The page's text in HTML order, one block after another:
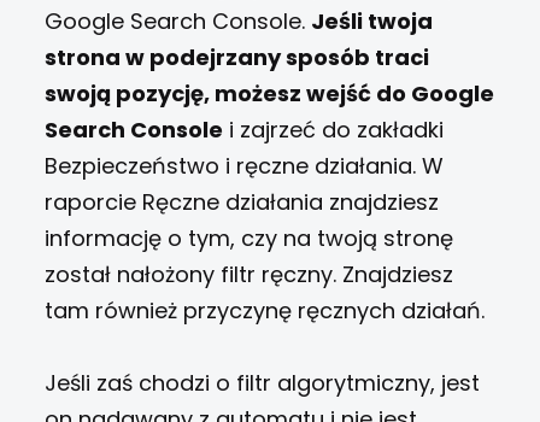
Google Search Console. Jeśli twoja
strona w podejrzany sposób traci
swoją pozycję, możesz wejść do Google
Search Console i zajrzeć do zakładki
Bezpieczeństwo i ręczne działania. W
raporcie Ręczne działania znajdziesz
informację o tym, czy na twoją stronę
został nałożony filtr ręczny. Znajdziesz
tam również przyczynę ręcznych działań.
Jeśli zaś chodzi o filtr algorytmiczny, jest